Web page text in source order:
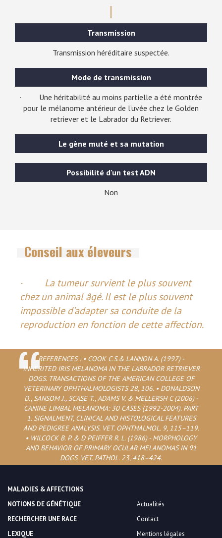
Transmission
Transmission héréditaire suspectée.
Mode de transmission
· Une héritabilité au moins partielle a été montrée
pour le mélanome antérieur de l’uvée chez le Golden
retriever et le Labrador du Retriever.
Le gène muté et sa mutation
Possibilité d'un test ADN
Non
Conseil aux éleveurs
· La tumeur survient le plus souvent
chez un animal âgé. Il est le plus souvent
impossible d’adapter sa conduite de la
reproduction en fonction de cette affection.
REFERENCES : • COOK C.S.& LANNON A. (1997) -
INHERITED IRIS MELANOMA IN THE LABRADOR RETRIEVER
DOGS. TRANSACTIONS OF THE AMERICAN COLLEGE OF
VETERINARY OPHTHALMOLOGISTS 28, 106. • DONALDSON
D., SANSOM J., SCASE T., ADAMS V. & MELLERSH C (2006) -
CANINE LIMBAL MELANOMA: 30 CASES (1992-2004). PART
1. SIGNALMENT, CLINICAL AND HISTOLOGICAL FEATURES
AND PEDIGREE ANALYSIS. VET. OPHTHALMOL. 9, 115–119.
• WILCOCK B. P. & D PEIFFER R. L. (1986) - MORPHOLOGY
AND BEHAVIOR OF PRIMARY OCULAR MELANOMAS IN 91
DOGS. VET. PATHOL. 23, 418–424.
MALADIES & AFFECTIONS
NOTIONS DE GÉNÉTIQUE
RECHERCHER UNE RACE
LEXIQUE
Actualités
Contact
Mentions légales